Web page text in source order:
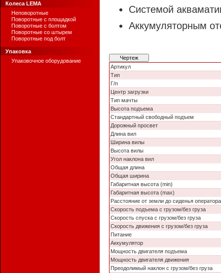
Колеса LEMA
Неповоротные
Поворотные с площадкой
Поворотные с болтом
Поворотные со штырем
Поворотные под болт
Упаковка
Упаковочное оборудование
Системой
Аккумуляторным
Чертеж
Артикул
Тип
Г/п
Центр загрузки
Тип мачты
Высота подъема
Стандартный свободный подъем
Дорожный просвет
Длина вил
Ширина вилы
Высота вилы
Угол наклона вил
Общая длина
Общая ширина
Габаритная высота (min)
Габаритная высота (max)
Расстояние от земли до сиденья оператора
Скорость подъема с грузом/без груза
Скорость спуска с грузом/без груза
Скорость движения с грузом/без груза
Питание
Аккумулятор
Мощность двигателя подъема
Мощность двигателя движения
Преодолимый наклон с грузом/без груза